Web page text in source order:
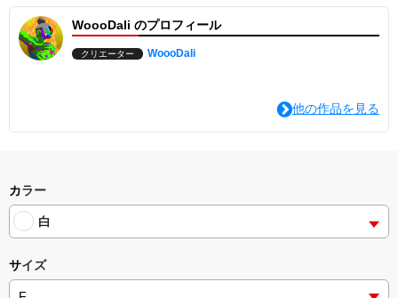
WoooDali のプロフィール
クリエーター WoooDali
他の作品を見る
カラー
白
サイズ